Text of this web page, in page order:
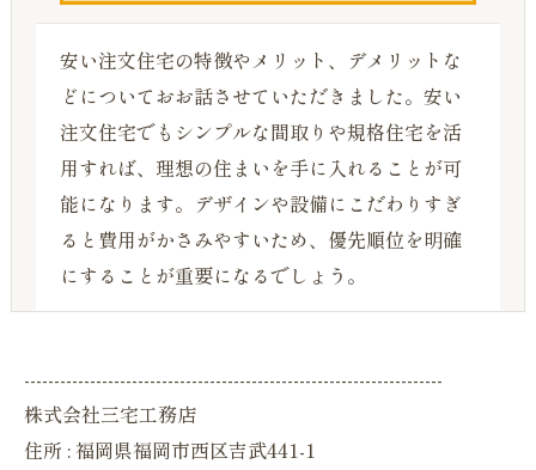
安い注文住宅の特徴やメリット、デメリットな
どについておお話させていただきました。安い
注文住宅でもシンプルな間取りや規格住宅を活
用すれば、理想の住まいを手に入れることが可
能になります。デザインや設備にこだわりすぎ
ると費用がかさみやすいため、優先順位を明確
にすることが重要になるでしょう。
----------------------------------------------------------------------
株式会社三宅工務店
住所 : 福岡県福岡市西区吉武441-1